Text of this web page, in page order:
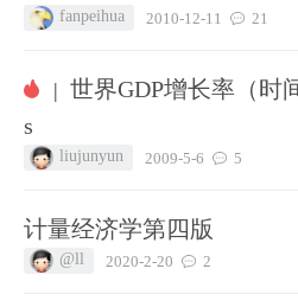
fanpeihua 2010-12-11 21
| 世界GDP增长率（时
s
liujunyun 2009-5-6 5
计量经济学第四版
@ll 2020-2-20 2